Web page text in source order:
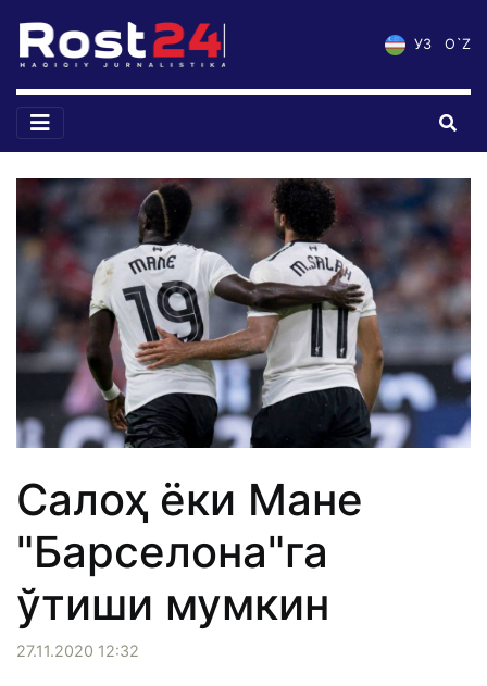
УЗ O`Z
Салоҳ ёки Мане
"Барселона"га
ўтиши мумкин
27.11.2020 12:32